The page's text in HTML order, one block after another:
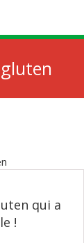
qui a
!